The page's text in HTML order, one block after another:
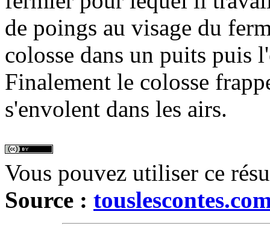
de poings au visage du
colosse dans un puits puis
Finalement le colosse
s'envolent dans les airs.
Vous pouvez utiliser ce
Source :